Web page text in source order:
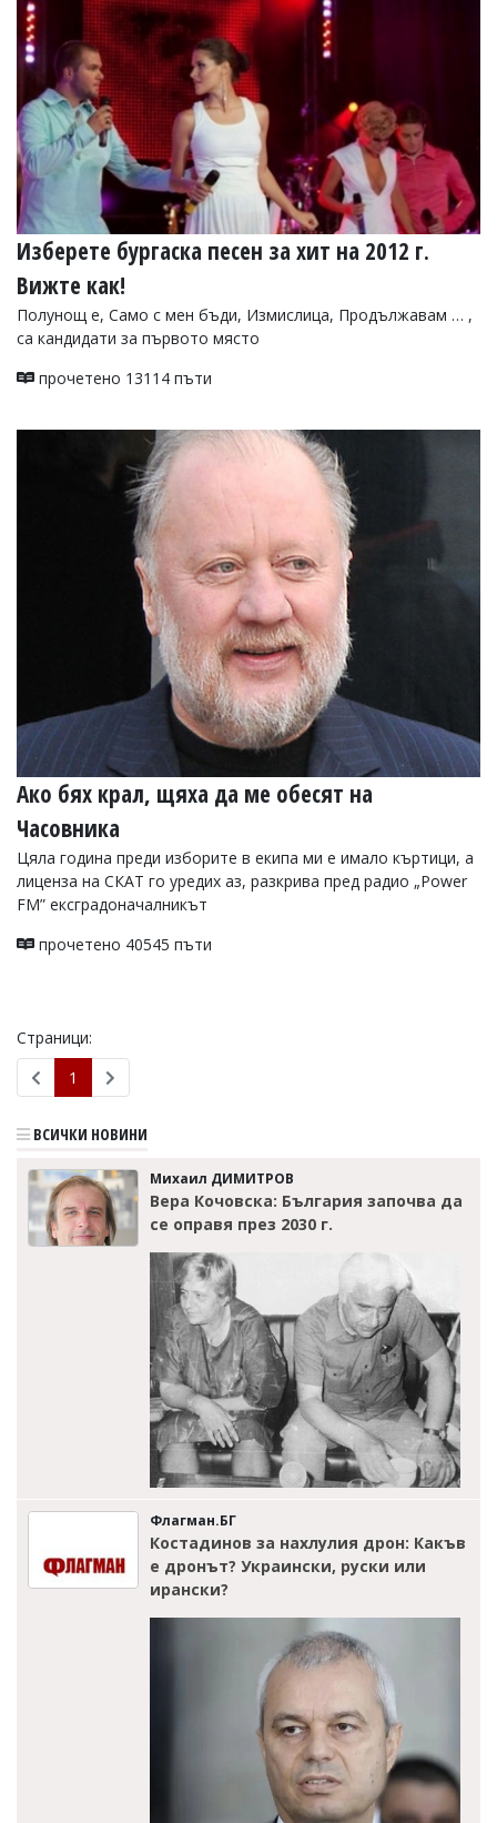
Изберете бургаска песен за хит на 2012 г.
Вижте как!
Полунощ е, Само с мен бъди, Измислица, Продължавам … ,
са кандидати за първото място
прочетено 13114 пъти
Ако бях крал, щяха да ме обесят на
Часовника
Цяла година преди изборите в екипа ми е имало къртици, а
лиценза на СКАТ го уредих аз, разкрива пред радио „Power
FM” ексградоначалникът
прочетено 40545 пъти
Страници:
1
ВСИЧКИ НОВИНИ
Михаил ДИМИТРОВ
Вера Кочовска: България започва да
се оправя през 2030 г.
Флагман.БГ
Костадинов за нахлулия дрон: Какъв
е дронът? Украински, руски или
ирански?